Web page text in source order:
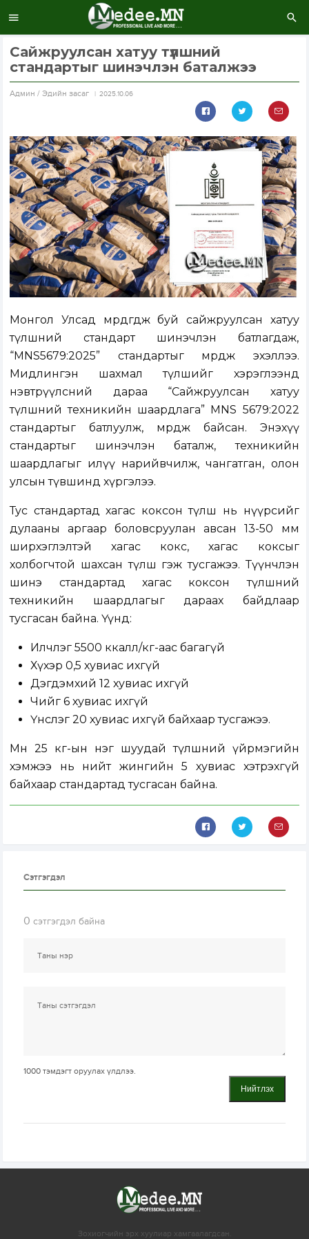
Сайжруулсан хатуу түлшний
стандартыг шинэчлэн баталжээ
Aдмин / Эдийн засаг 2025.10.06
Монгол Улсад мөрдөгдөж буй сайжруулсан хатуу
түлшний стандарт шинэчлэн батлагдаж,
“MNS5679:2025” стандартыг мөрдөж эхэллээ.
Мидлингэн шахмал түлшийг хэрэглээнд
нэвтрүүлсний дараа “Сайжруулсан хатуу
түлшний техникийн шаардлага” MNS 5679:2022
стандартыг батлуулж, мөрдөж байсан. Энэхүү
стандартыг шинэчлэн баталж, техникийн
шаардлагыг илүү нарийвчилж, чангатган, олон
улсын түвшинд хүргэлээ.
Тус стандартад хагас коксон түлш нь нүүрсийг
дулааны аргаар боловсруулан авсан 13-50 мм
ширхэглэлтэй хагас кокс, хагас коксыг
холбогчтой шахсан түлш гэж тусгажээ. Түүнчлэн
шинэ стандартад хагас коксон түлшний
техникийн шаардлагыг дараах байдлаар
тусгасан байна. Үүнд:
Илчлэг 5500 ккалл/кг-аас багагүй
Хүхэр 0,5 хувиас ихгүй
Дэгдэмхий 12 хувиас ихгүй
Чийг 6 хувиас ихгүй
Үнслэг 20 хувиас ихгүй байхаар тусгажээ.
Мөн 25 кг-ын нэг шуудай түлшний үйрмэгийн
хэмжээ нь нийт жингийн 5 хувиас хэтрэхгүй
байхаар стандартад тусгасан байна.
Сэтгэгдэл
0 сэтгэгдэл байна
1000 тэмдэгт оруулах үлдлээ.
Нийтлэх
Зохиогчийн эрх хуулиар хамгаалагдсан.